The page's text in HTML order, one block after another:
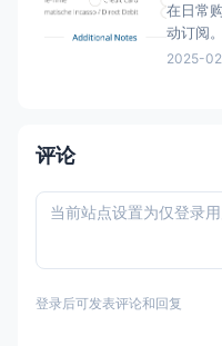
在日常
动订阅
费订阅
2025-
评论
登录后可发表评论和回复